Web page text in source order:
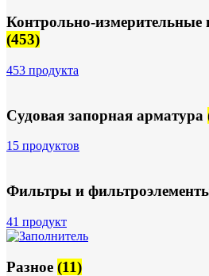
Контрольно-
(453)
453 продукта
Судовая запорная арматура
15 продуктов
Фильтры и
41 продукт
Разное (11)